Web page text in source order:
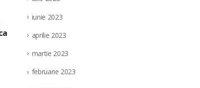
Societatea Filiala de Întreţinere şi
pentru ocuparea unui post vacant de
(punct de lucru: localitatea Targu Jiu,
Societatea Filiala de Întreţinere şi Servicii
iunie 2023
aprilie 2023
martie 2023
februarie 2023